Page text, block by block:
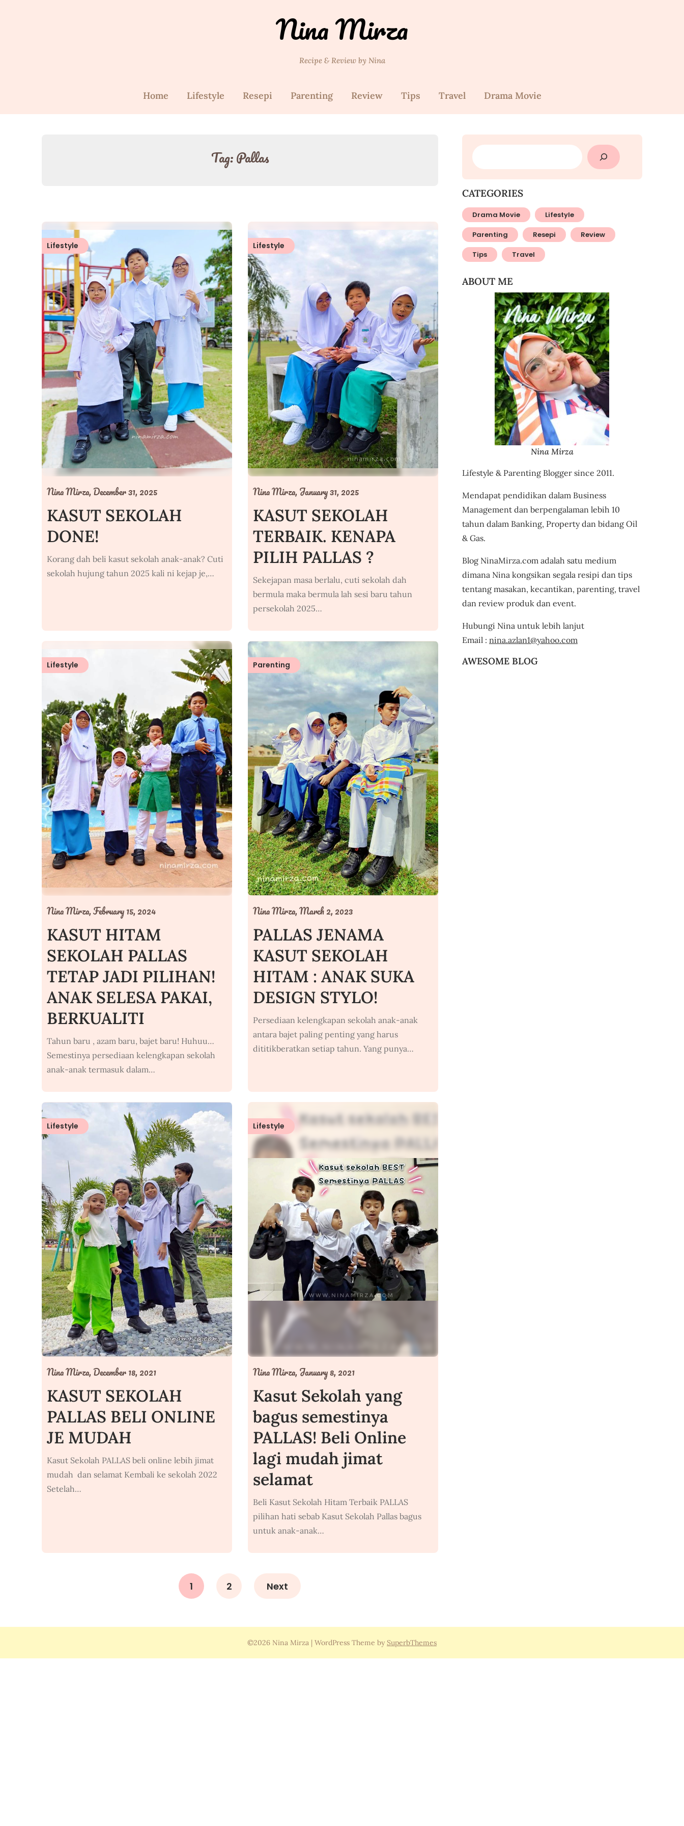
Nina Mirza
Recipe & Review by Nina
Home Lifestyle Resepi Parenting Review Tips Travel Drama Movie
Tag:Pallas
Lifestyle
KASUT SEKOLAH
DONE!
Nina Mirza,December 31, 2025
Korang dah beli kasut sekolah anak-anak? Cuti
sekolah hujung tahun 2025 kali ni kejap je,…
Lifestyle
KASUT SEKOLAH
TERBAIK. KENAPA
PILIH PALLAS ?
Nina Mirza, January 31, 2025
Sekejapan masa berlalu, cuti sekolah dah
bermula maka bermula lah sesi baru tahun
persekolah 2025…
Lifestyle
KASUT HITAM
SEKOLAH PALLAS
TETAP JADI PILIHAN!
ANAK SELESA PAKAI,
BERKUALITI
Nina Mirza,February 15, 2024
Tahun baru , azam baru, bajet baru! Huhuu…
Semestinya persediaan kelengkapan sekolah
anak-anak termasuk dalam…
Parenting
PALLAS JENAMA
KASUT SEKOLAH
HITAM : ANAK SUKA
DESIGN STYLO!
Nina Mirza,March 2, 2023
Persediaan kelengkapan sekolah anak-anak
antara bajet paling penting yang harus
dititikberatkan setiap tahun. Yang punya…
Lifestyle
KASUT SEKOLAH
PALLAS BELI ONLINE
JE MUDAH
Nina Mirza,December 18, 2021
Kasut Sekolah PALLAS beli online lebih jimat
mudah dan selamat Kembali ke sekolah 2022
Setelah…
Lifestyle
Kasut Sekolah yang
bagus semestinya
PALLAS! Beli Online
lagi mudah jimat
selamat
Nina Mirza, January 8, 2021
Beli Kasut Sekolah Hitam Terbaik PALLAS
pilihan hati sebab Kasut Sekolah Pallas bagus
untuk anak-anak…
1 2 Next
SEARCH
CATEGORIES
Drama Movie Lifestyle
Parenting Resepi Review
Tips Travel
ABOUT ME
Nina Mirza
Lifestyle & Parenting Blogger since 2011.
Mendapat pendidikan dalam Business
Management dan berpengalaman lebih 10
tahun dalam Banking, Property dan bidang Oil
& Gas.
Blog NinaMirza.com adalah satu medium
dimana Nina kongsikan segala resipi dan tips
tentang masakan, kecantikan, parenting, travel
dan review produk dan event.
Hubungi Nina untuk lebih lanjut
Email : nina.azlan1@yahoo.com
AWESOME BLOG
©2026 Nina Mirza | WordPress Theme by SuperbThemes